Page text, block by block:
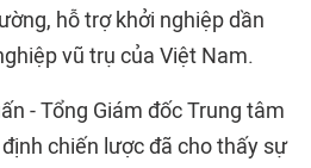
hỗ trợ khởi nghiệp dần
vũ trụ của Việt Nam.
- Tổng Giám đốc Trung tâm
chiến lược đã cho thấy sự